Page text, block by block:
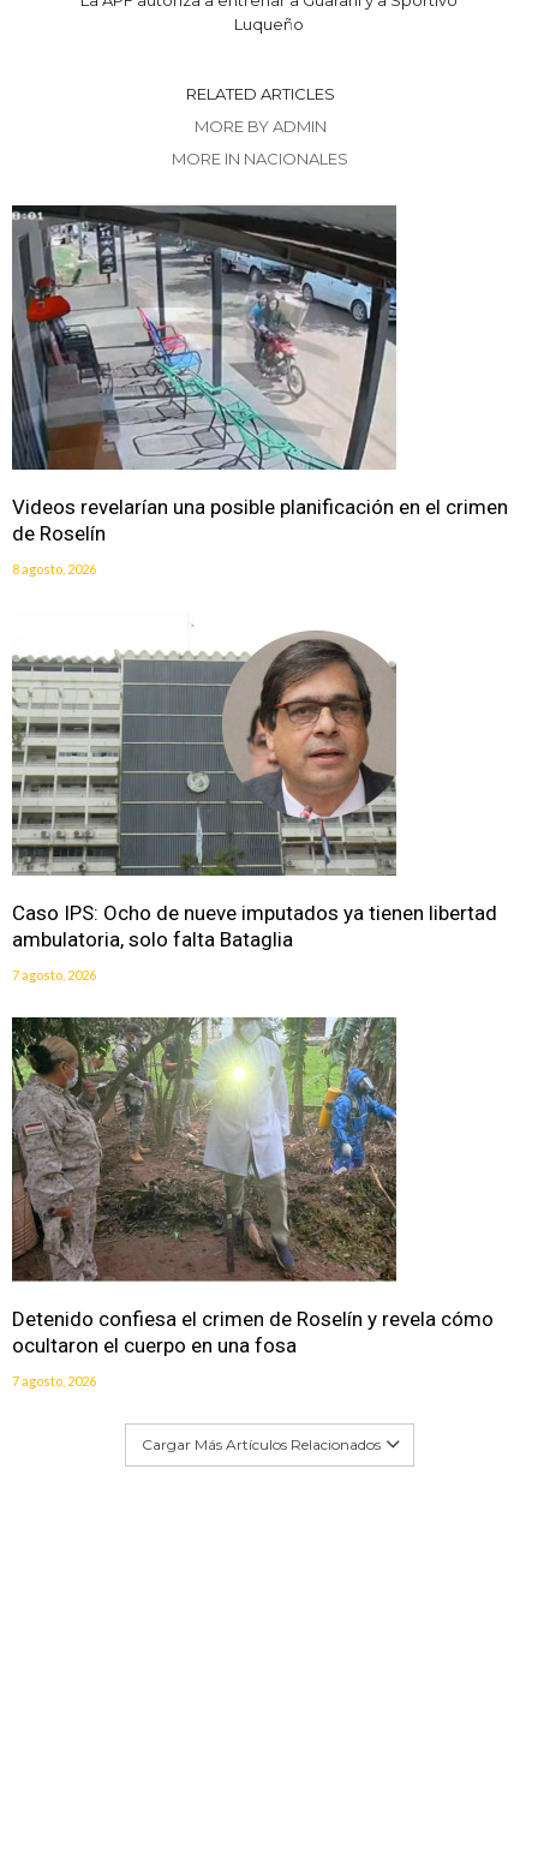
Luqueño
RELATED ARTICLES
MORE BY ADMIN
MORE IN NACIONALES
Videos revelarían una posible planificación en el crimen
de Roselín
8 agosto, 2026
Caso IPS: Ocho de nueve imputados ya tienen libertad
ambulatoria, solo falta Bataglia
7 agosto, 2026
Detenido confiesa el crimen de Roselín y revela cómo
ocultaron el cuerpo en una fosa
7 agosto, 2026
Cargar Más Artículos Relacionados